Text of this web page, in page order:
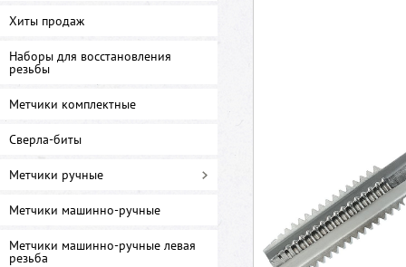
Хиты продаж
Наборы для восстановления
резьбы
Метчики комплектные
Сверла-биты
Метчики ручные
Метчики машинно-ручные
Метчики машинно-ручные левая
резьба